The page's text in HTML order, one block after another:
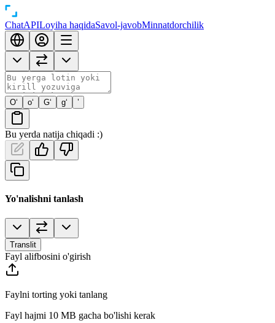
ChatAPILoyiha haqidaSavol-javobMinnatdorchilik
O‘ o‘ G‘ g‘ ’
Bu yerda natija chiqadi :)
Yo'nalishni tanlash
Translit
Fayl alifbosini o'girish
Faylni torting yoki tanlang
Fayl hajmi 10 MB gacha bo'lishi kerak